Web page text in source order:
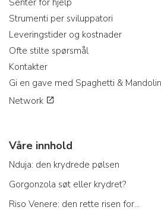
Strumenti per sviluppatori
Leveringstider og kostnader
Ofte stilte spørsmål
Kontakter
Gi en gave med Spaghetti &
Network
Våre innhold
Nduja: den krydrede pølsen
Gorgonzola søt eller krydret?
Riso Venere: den rette risen for...